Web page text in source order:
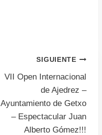
SIGUIENTE
VII Open Internacional
de Ajedrez –
Ayuntamiento de Getxo
– Espectacular Juan
Alberto Gómez!!!